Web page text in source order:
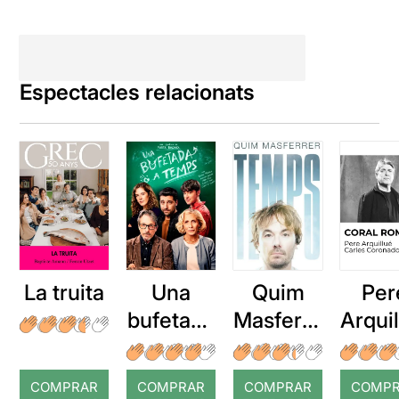
Espectacles relacionats
La truita
COMPRAR
Una
bufetada
a temps
COMPRAR
Quim
Masferre
r: Temps
COMPRAR
: